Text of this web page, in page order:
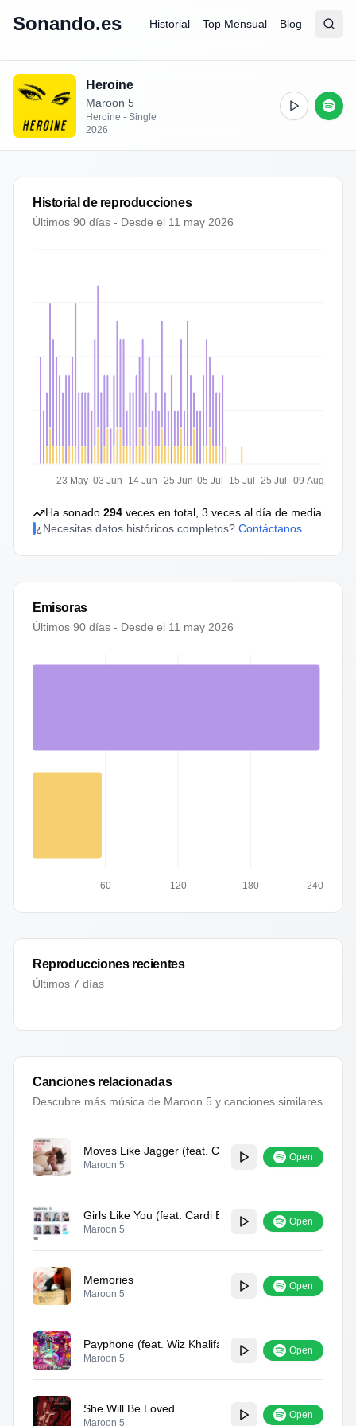
Sonando.es Historial Top Mensual Blog
Abrir
Heroine
Maroon 5
Heroine - Single
2026
Historial de reproducciones
Últimos 90 días - Desde el 11 may 2026
23 May 03 Jun 14 Jun 25 Jun 05 Jul 15 Jul 25 Jul 09 Aug
Ha sonado 294 veces en total, 3 veces al día de media
¿Necesitas datos históricos completos? Contáctanos
Emisoras
Últimos 90 días - Desde el 11 may 2026
60 120 180 240
Reproducciones recientes
Últimos 7 días
Canciones relacionadas
Descubre más música de Maroon 5 y canciones similares
Moves Like Jagger (feat. Christina Aguilera)
Maroon 5
Open
Girls Like You (feat. Cardi B)
Maroon 5
Open
Memories
Maroon 5
Open
Payphone (feat. Wiz Khalifa)
Maroon 5
Open
She Will Be Loved
Maroon 5
Open